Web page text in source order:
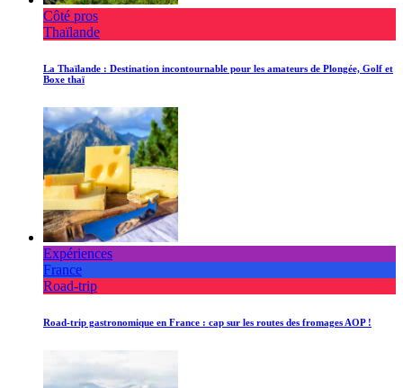
Côté pros
Thaïlande
La Thaïlande : Destination incontournable pour les amateurs de Plongée, Golf et
Boxe thaï
Expériences
France
Road-trip
Road-trip gastronomique en France : cap sur les routes des fromages AOP !